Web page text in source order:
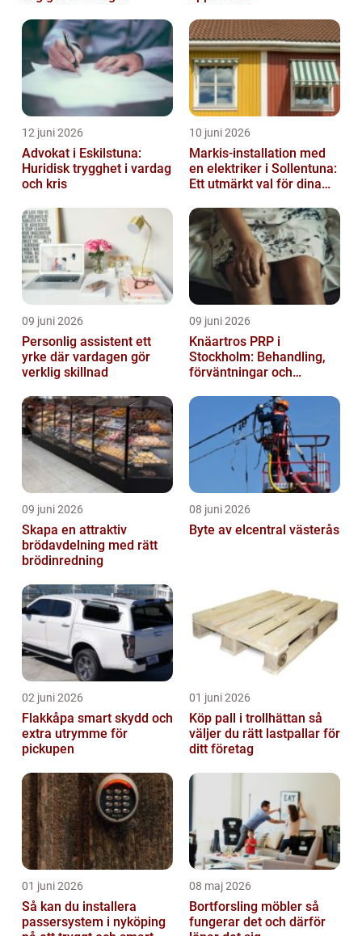
12 juni 2026
Advokat i Eskilstuna:
Huridisk trygghet i vardag
och kris
10 juni 2026
Markis-installation med
en elektriker i Sollentuna:
Ett utmärkt val för dina
09 juni 2026
Personlig assistent ett
yrke där vardagen gör
verklig skillnad
09 juni 2026
Knäartros PRP i
Stockholm: Behandling,
förväntningar och
09 juni 2026
Skapa en attraktiv
brödavdelning med rätt
brödinredning
08 juni 2026
Byte av elcentral västerås
02 juni 2026
Flakkåpa smart skydd och
extra utrymme för
pickupen
01 juni 2026
Köp pall i trollhättan så
väljer du rätt lastpallar för
ditt företag
01 juni 2026
Så kan du installera
passersystem i nyköping
08 maj 2026
Bortforsling möbler så
fungerar det och därför